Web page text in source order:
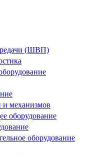
(ШВП)
механизмов
оборудование
оборудование